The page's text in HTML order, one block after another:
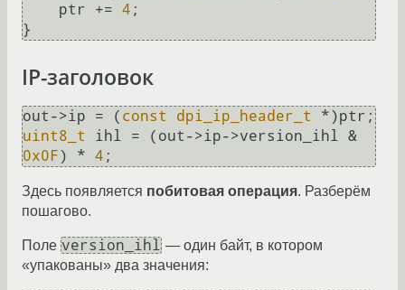
    ptr +=
4 ;
IP-заголовок
out->ip = ( const dpi_ip_header_t
uint8_t
0x0F) * 4
Здесь появляется побитовая операция. Разберём
пошагово.
Поле version_ihl
— один байт, в котором
«упакованы» два значения: